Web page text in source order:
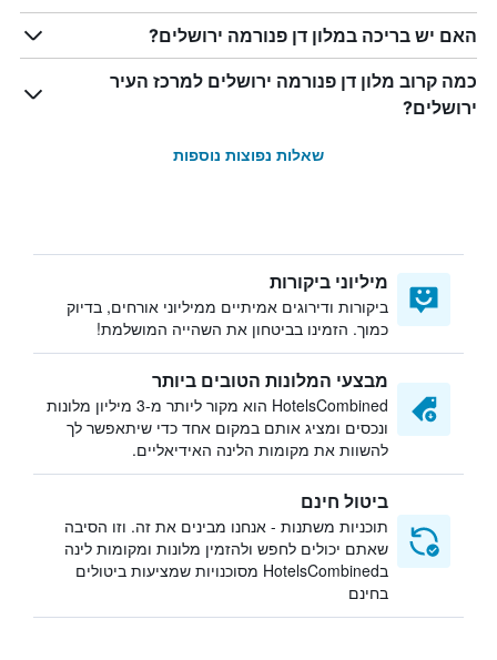
האם יש בריכה במלון דן פנורמה ירושלים?
כמה קרוב מלון דן פנורמה ירושלים למרכז העיר
ירושלים?
שאלות נפוצות נוספות
מיליוני ביקורות
ביקורות ודירוגים אמיתיים ממיליוני אורחים, בדיוק
כמוך. הזמינו בביטחון את השהייה המושלמת!
מבצעי המלונות הטובים ביותר
HotelsCombined הוא מקור ליותר מ-3 מיליון מלונות
ונכסים ומציג אותם במקום אחד כדי שיתאפשר לך
להשוות את מקומות הלינה האידיאליים.
ביטול חינם
תוכניות משתנות - אנחנו מבינים את זה. וזו הסיבה
שאתם יכולים לחפש ולהזמין מלונות ומקומות לינה
בHotelsCombined מסוכנויות שמציעות ביטולים
בחינם